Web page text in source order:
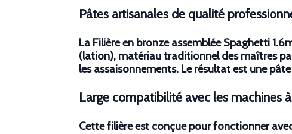
Pâtes artisanales de qualité
La Filière en bronze assemblée Spaghetti
(lation), matériau traditionnel des maîtres
les assaisonnements. Le résultat est une
Large compatibilité avec les machines
Cette filière est conçue pour fonctionner